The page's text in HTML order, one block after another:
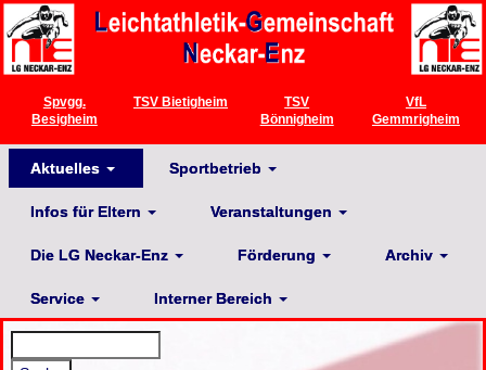
Spvgg.
Besigheim
TSV Bietigheim
TSV
Bönnigheim
VfL
Gemmrigheim
Aktuelles Sportbetrieb
Infos für Eltern Veranstaltungen
Die LG Neckar-Enz Förderung Archiv
Service Interner Bereich